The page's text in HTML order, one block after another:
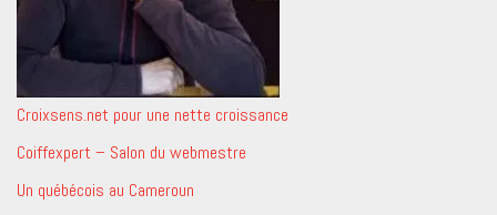
Croixsens.net pour une nette croissance
Coiffexpert – Salon du webmestre
Un québécois au Cameroun